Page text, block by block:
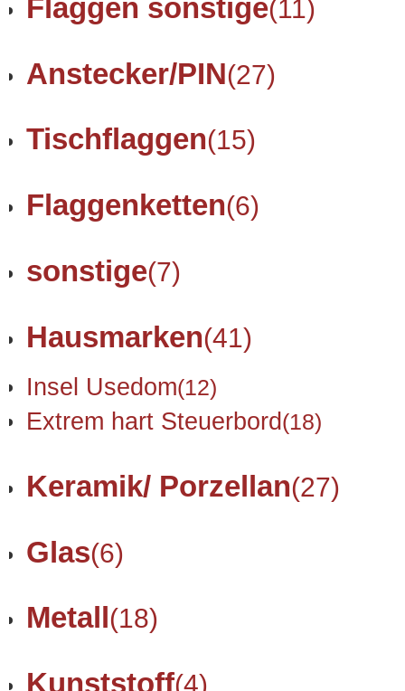
Flaggen sonstige(11)
Anstecker/PIN(27)
Tischflaggen(15)
Flaggenketten(6)
sonstige(7)
Hausmarken(41)
Insel Usedom(12)
Extrem hart Steuerbord(18)
Keramik/ Porzellan(27)
Glas(6)
Metall(18)
Kunststoff(4)